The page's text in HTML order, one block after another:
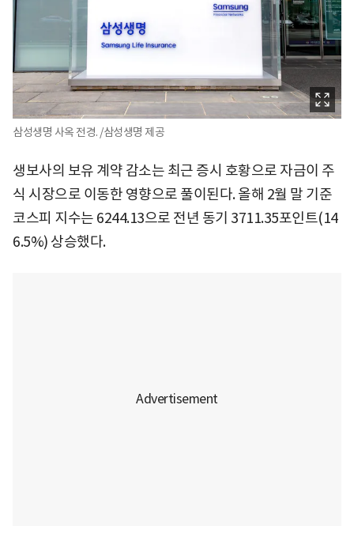
삼성생명 사옥 전경. /삼성생명 제공
생보사의 보유 계약 감소는 최근 증시 호황으로 자금이 주
식 시장으로 이동한 영향으로 풀이된다. 올해 2월 말 기준
코스피 지수는 6244.13으로 전년 동기 3711.35포인트(14
6.5%) 상승했다.